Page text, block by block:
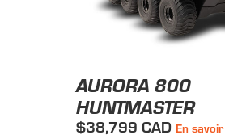
AURORA 800
HUNTMASTER
$38,799 CAD En